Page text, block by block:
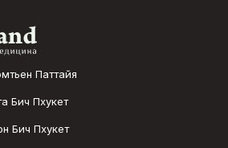
Паттайя
Бич Пхукет
Бич Пхукет